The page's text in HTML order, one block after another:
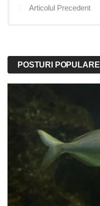
Articolul Precedent
POSTURI POPULARE